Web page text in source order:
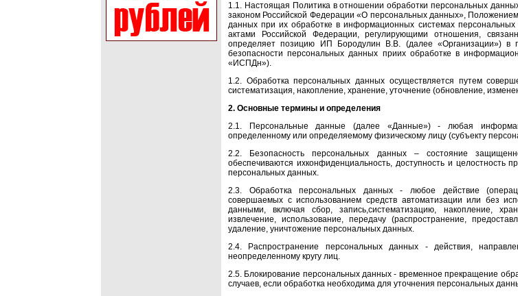
1.1. Настоящая Политика в отношении обработки персональных
законом Российской Федерации «О персональных данных»,
данных при их обработке в информационных системах
актами Российской Федерации, регулирующими отношения,
определяет позицию ИП Бородулин В.В. (далее «Организации») в
безопасности персональных данных приих обработке в
«ИСПДн»).
1.2. Обработка персональных данных осуществляется путем
систематизация, накопление, хранение, уточнение (обновление,
2. Основные термины и определения
2.1. Персональные данные (далее «Данные») - любая
определенному или определяемому физическому лицу (субъекту
2.2. Безопасность персональных данных – состояние
обеспечиваются ихконфиденциальность, доступность и целостность
персональных данных.
2.3. Обработка персональных данных - любое действие
совершаемых с использованием средств автоматизации или без
данными, включая сбор, запись,систематизацию, накопление,
извлечение, использование, передачу (распространение,
удаление, уничтожение персональных данных.
2.4. Распространение персональных данных - действия,
неопределенному кругу лиц.
2.5. Блокирование персональных данных - временное прекращение
случаев, если обработка необходима для уточнения персональных